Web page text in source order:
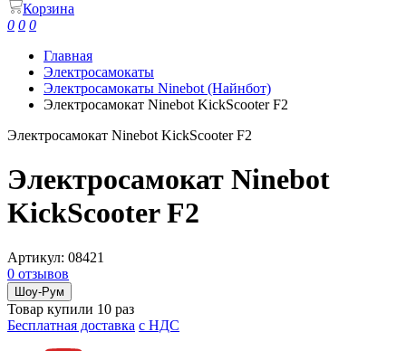
Корзина
0 0 0
Главная
Электросамокаты
Электросамокаты Ninebot (Найнбот)
Электросамокат Ninebot KickScooter F2
Электросамокат Ninebot KickScooter F2
Электросамокат Ninebot
KickScooter F2
Артикул: 08421
0 отзывов
Шоу-Рум
Товар купили 10 раз
Бесплатная доставка c НДС